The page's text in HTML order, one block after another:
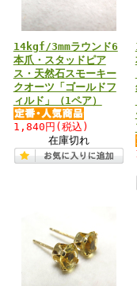
14kgf/3mmラウンド6
本爪・スタッドピア
ス・天然石スモーキー
クオーツ「ゴールドフ
ィルド」（1ペア）
1,840円 (税込)
在庫切れ